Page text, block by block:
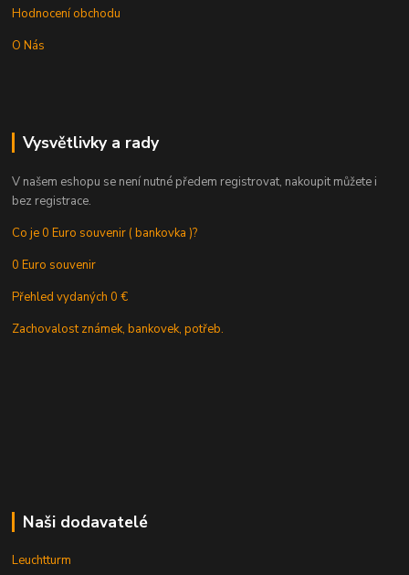
Hodnocení obchodu
O Nás
Vysvětlivky a rady
V našem eshopu se není nutné předem registrovat, nakoupit můžete i
bez registrace.
Co je 0 Euro souvenir ( bankovka )?
0 Euro souvenir
Přehled vydaných 0 €
Zachovalost známek, bankovek, potřeb.
Naši dodavatelé
Leuchtturm